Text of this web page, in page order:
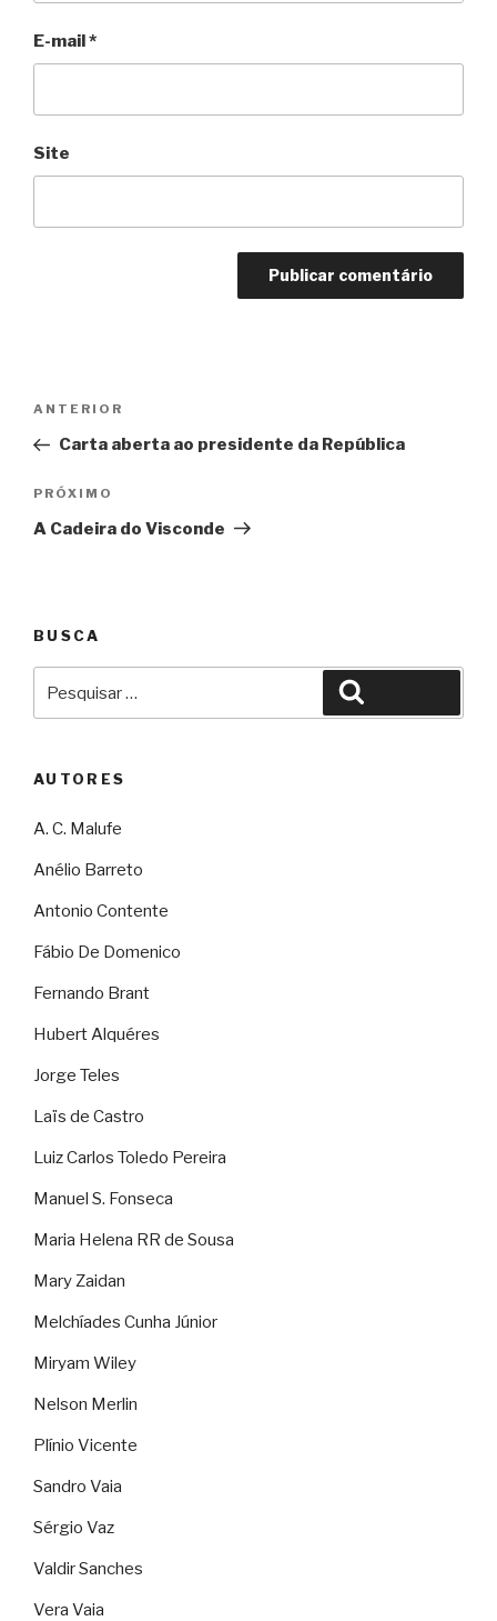
E-mail*
Site
Post
Anterior
ANTERIOR
Carta aberta ao presidente da República
Próximo
PRÓXIMO
A Cadeira do Visconde
BUSCA
por:
AUTORES
A. C. Malufe
Anélio Barreto
Antonio Contente
Fábio De Domenico
Fernando Brant
Hubert Alquéres
Jorge Teles
Laïs de Castro
Luiz Carlos Toledo Pereira
Manuel S. Fonseca
Maria Helena RR de Sousa
Mary Zaidan
Melchíades Cunha Júnior
Miryam Wiley
Nelson Merlin
Plínio Vicente
Sandro Vaia
Sérgio Vaz
Valdir Sanches
Vera Vaia